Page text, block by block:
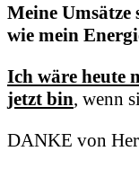
Meine Umsätze
wie mein
Ich wäre heute
jetzt bin, wenn
DANKE von